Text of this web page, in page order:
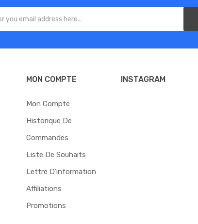
MON COMPTE
Mon Compte
Historique De
Commandes
Liste De Souhaits
Lettre D’information
Affiliations
Promotions
INSTAGRAM